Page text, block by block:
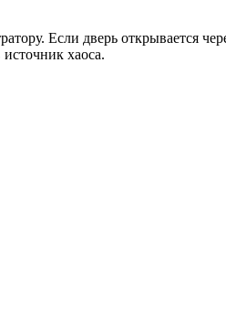
Если дверь открывается
хаоса.